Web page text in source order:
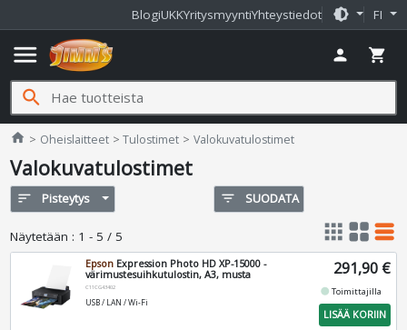
BlogiUKKYritysmyyntiYhteystiedot brightness_medium FI
menu person shopping_cart
search
home Jimms.fi
Oheislaitteet Tulostimet Valokuvatulostimet
Valokuvatulostimet
sort Pisteytys filter_list SUODATA
Näytetään : 1 - 5 / 5 apps grid_view table_rows
Epson Expression Photo HD XP-15000 -
värimustesuihkutulostin, A3, musta
C11CG43402
USB / LAN / Wi-Fi
291,90 €
fiber_manual_recordToimittajilla
LISÄÄ KORIIN